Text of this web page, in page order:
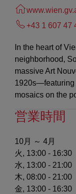
+43 1 607 47
In the heart of
neighborhood,
massive Art
1920s—featuring
mosaics on the
営業時間
10月 ～ 4月
火, 13:00 - 16:30
水, 13:00 - 21:00
木, 08:00 - 21:00
金, 13:00 - 16:30